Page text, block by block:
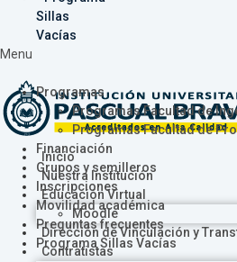
Sillas
Vacías
Menu
Programas
Programas Facultad de
Programas Facultad de
Financiación
Grupos y semilleros
Inscripciones
Movilidad académica
Preguntas frecuentes
Programa Sillas Vacías
Inicio
Nuestra Institución
Educación Virtual
Moodle
Dirección de Vinculación y
Contratistas